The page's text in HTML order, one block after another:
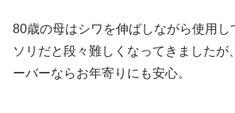
80歳の母はシワを伸ばしながら使用し
ソリだと段々難しくなってきましたが
ーバーならお年寄りにも安心。